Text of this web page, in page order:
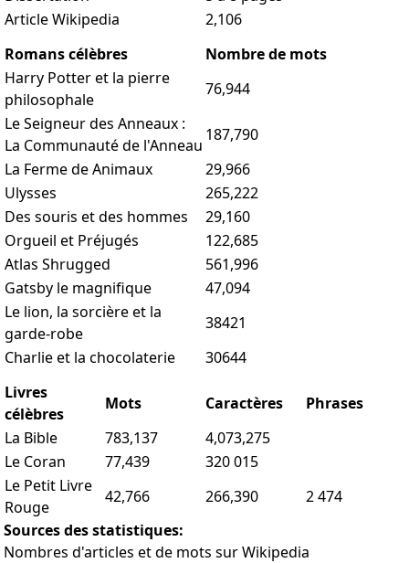
Article Wikipedia
2,106
Romans célèbres
Nombre de mots
Harry Potter et la pierre
philosophale
76,944
Le Seigneur des Anneaux :
La Communauté de l'Anneau
187,790
La Ferme de Animaux
29,966
Ulysses
265,222
Des souris et des hommes
29,160
Orgueil et Préjugés
122,685
Atlas Shrugged
561,996
Gatsby le magnifique
47,094
Le lion, la sorcière et la
garde-robe
38421
Charlie et la chocolaterie
30644
Livres
célèbres
Mots Caractères
Phrases
La Bible
783,137
4,073,275
Le Coran
77,439
320 015
Le Petit Livre
Rouge
42,766 266,390
2 474
Sources des statistiques:
Nombres d'articles et de mots sur Wikipedia